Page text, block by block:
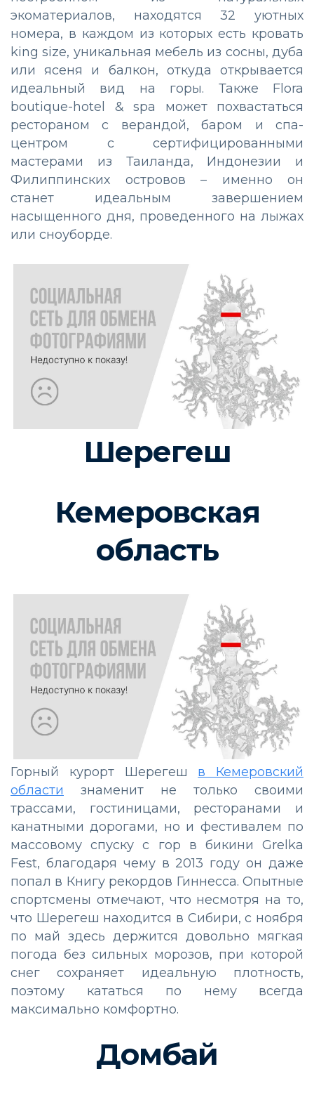
экоматериалов, находятся 32 уютных
номера, в каждом из которых есть кровать
king size, уникальная мебель из сосны, дуба
или ясеня и балкон, откуда открывается
идеальный вид на горы. Также Flora
boutique-hotel & spa может похвастаться
рестораном с верандой, баром и спа-
центром с сертифицированными
мастерами из Таиланда, Индонезии и
Филиппинских островов – именно он
станет идеальным завершением
насыщенного дня, проведенного на лыжах
или сноуборде.
Шерегеш
Кемеровская
область
Горный курорт Шерегеш в Кемеровский
области знаменит не только своими
трассами, гостиницами, ресторанами и
канатными дорогами, но и фестивалем по
массовому спуску с гор в бикини Grelka
Fest, благодаря чему в 2013 году он даже
попал в Книгу рекордов Гиннесса. Опытные
спортсмены отмечают, что несмотря на то,
что Шерегеш находится в Сибири, с ноября
по май здесь держится довольно мягкая
погода без сильных морозов, при которой
снег сохраняет идеальную плотность,
поэтому кататься по нему всегда
максимально комфортно.
Домбай